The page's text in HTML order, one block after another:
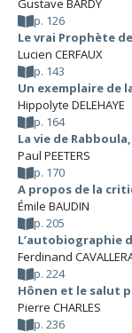
Gustave BARDY
p. 126
Le vrai Prophète
Lucien CERFAUX
p. 143
Un exemplaire de
Hippolyte DELEHAYE
p. 164
La vie de
Paul PEETERS
p. 170
A propos de la
Émile BAUDIN
p. 205
L’autobiographie
Ferdinand
p. 224
Hônen et le salut
Pierre CHARLES
p. 236